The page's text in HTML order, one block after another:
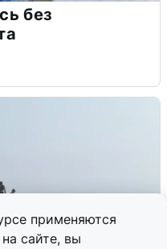
применяются
сайте, вы
без